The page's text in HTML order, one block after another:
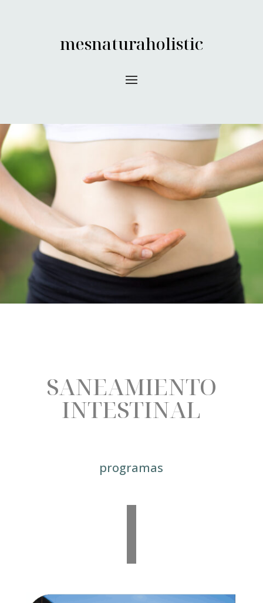
mesnaturaholistic
SANEAMIENTO
INTESTINAL
programas